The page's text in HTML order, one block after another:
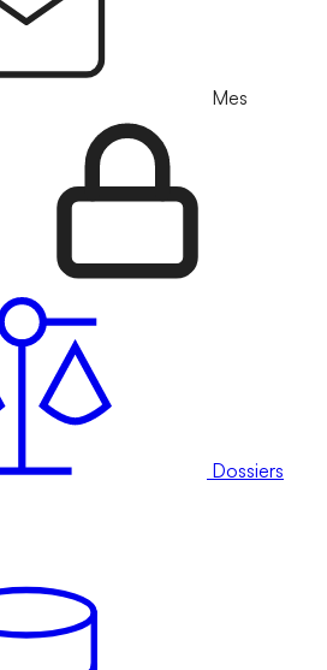
Mes
Dossiers